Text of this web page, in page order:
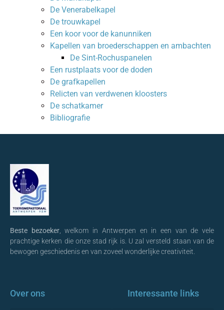
De Venerabelkapel
De trouwkapel
Een koor voor de kanunniken
Kapellen van broederschappen en ambachten
De Sint-Rochuspanelen
Een rustplaats voor de doden
De grafkapellen
Relicten van verdwenen kloosters
De schatkamer
Bibliografie
Beste bezoeker, welkom in Antwerpen en in een van de vele
prachtige kerken die onze stad rijk is. U zal versteld staan van de
bewogen geschiedenis en van zoveel wonderlijke creativiteit.
Over ons Interessante links